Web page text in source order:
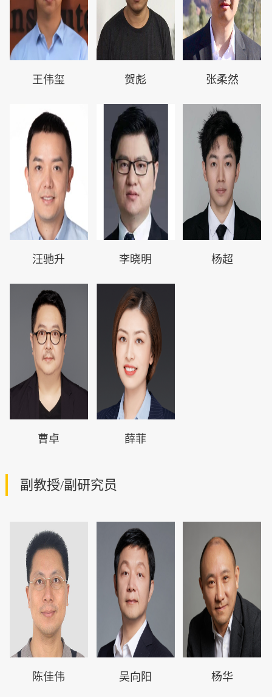
王伟玺 贺彪 张柔然
汪驰升 李晓明 杨超
曹卓 薛菲
副教授/副研究员
陈佳伟 吴向阳 杨华